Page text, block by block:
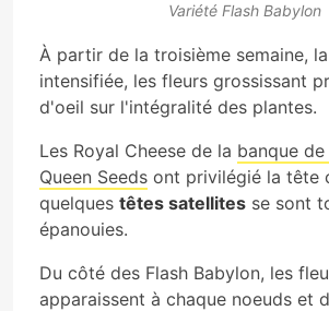
Variété Flash Babylon
À partir de la troisième semaine,
intensifiée, les fleurs grossissant
d'oeil sur l'intégralité des plantes.
Les Royal Cheese de la banque
Queen Seeds ont privilégié la tête
quelques têtes satellites se sont
épanouies.
Du côté des Flash Babylon, les
apparaissent à chaque noeuds et